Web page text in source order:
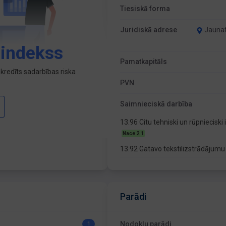
sadarbības riska
Tiesiskā forma
Juridiskā adrese
Pamatkapitāls
PVN
Saimnieciskā darbība
13.96 Citu tehniski un
Nace 2.1
13.92 Gatavo
1
Parādi
Nodokļu parādi